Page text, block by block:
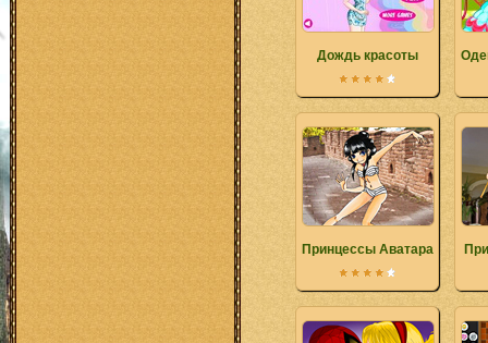
Дождь красоты
Принцессы Аватара